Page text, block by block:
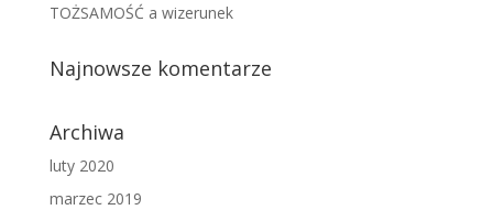
TOŻSAMOŚĆ a wizerunek
Najnowsze komentarze
Archiwa
luty 2020
marzec 2019